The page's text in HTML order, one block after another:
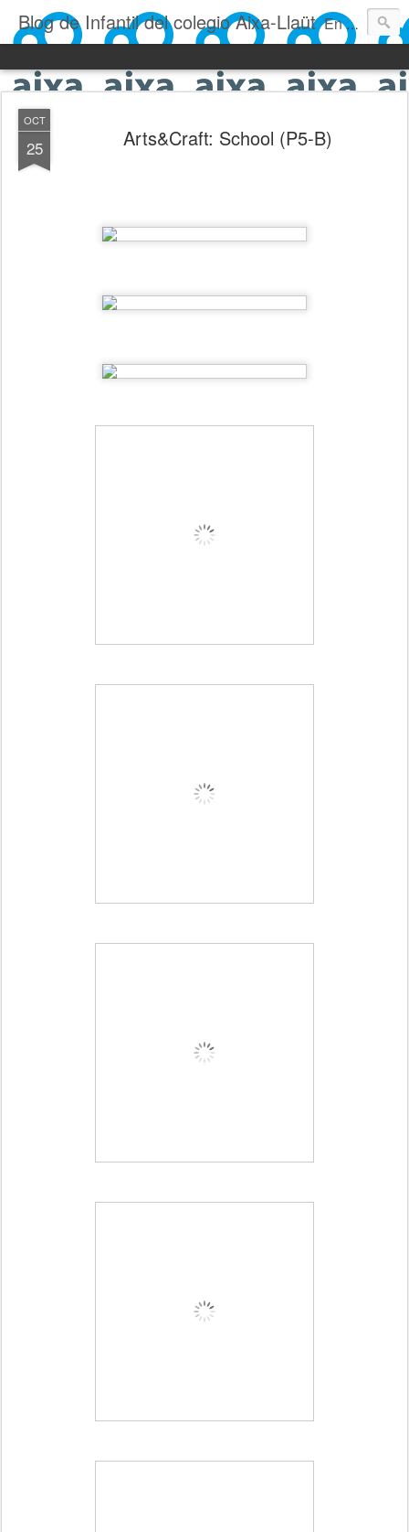
Blog de Infantil del colegio Aixa-Llaüt En nuestro blog verás las actividades del día a día de Infantil, de los alumnos de 0 a 6 años: los talleres, los experimentos, las rutinas, las clases, los patios, etc. ¡Todo aquello que los más pequeños no saben contar!
OCT
25 Arts&Craft: School (P5-B)